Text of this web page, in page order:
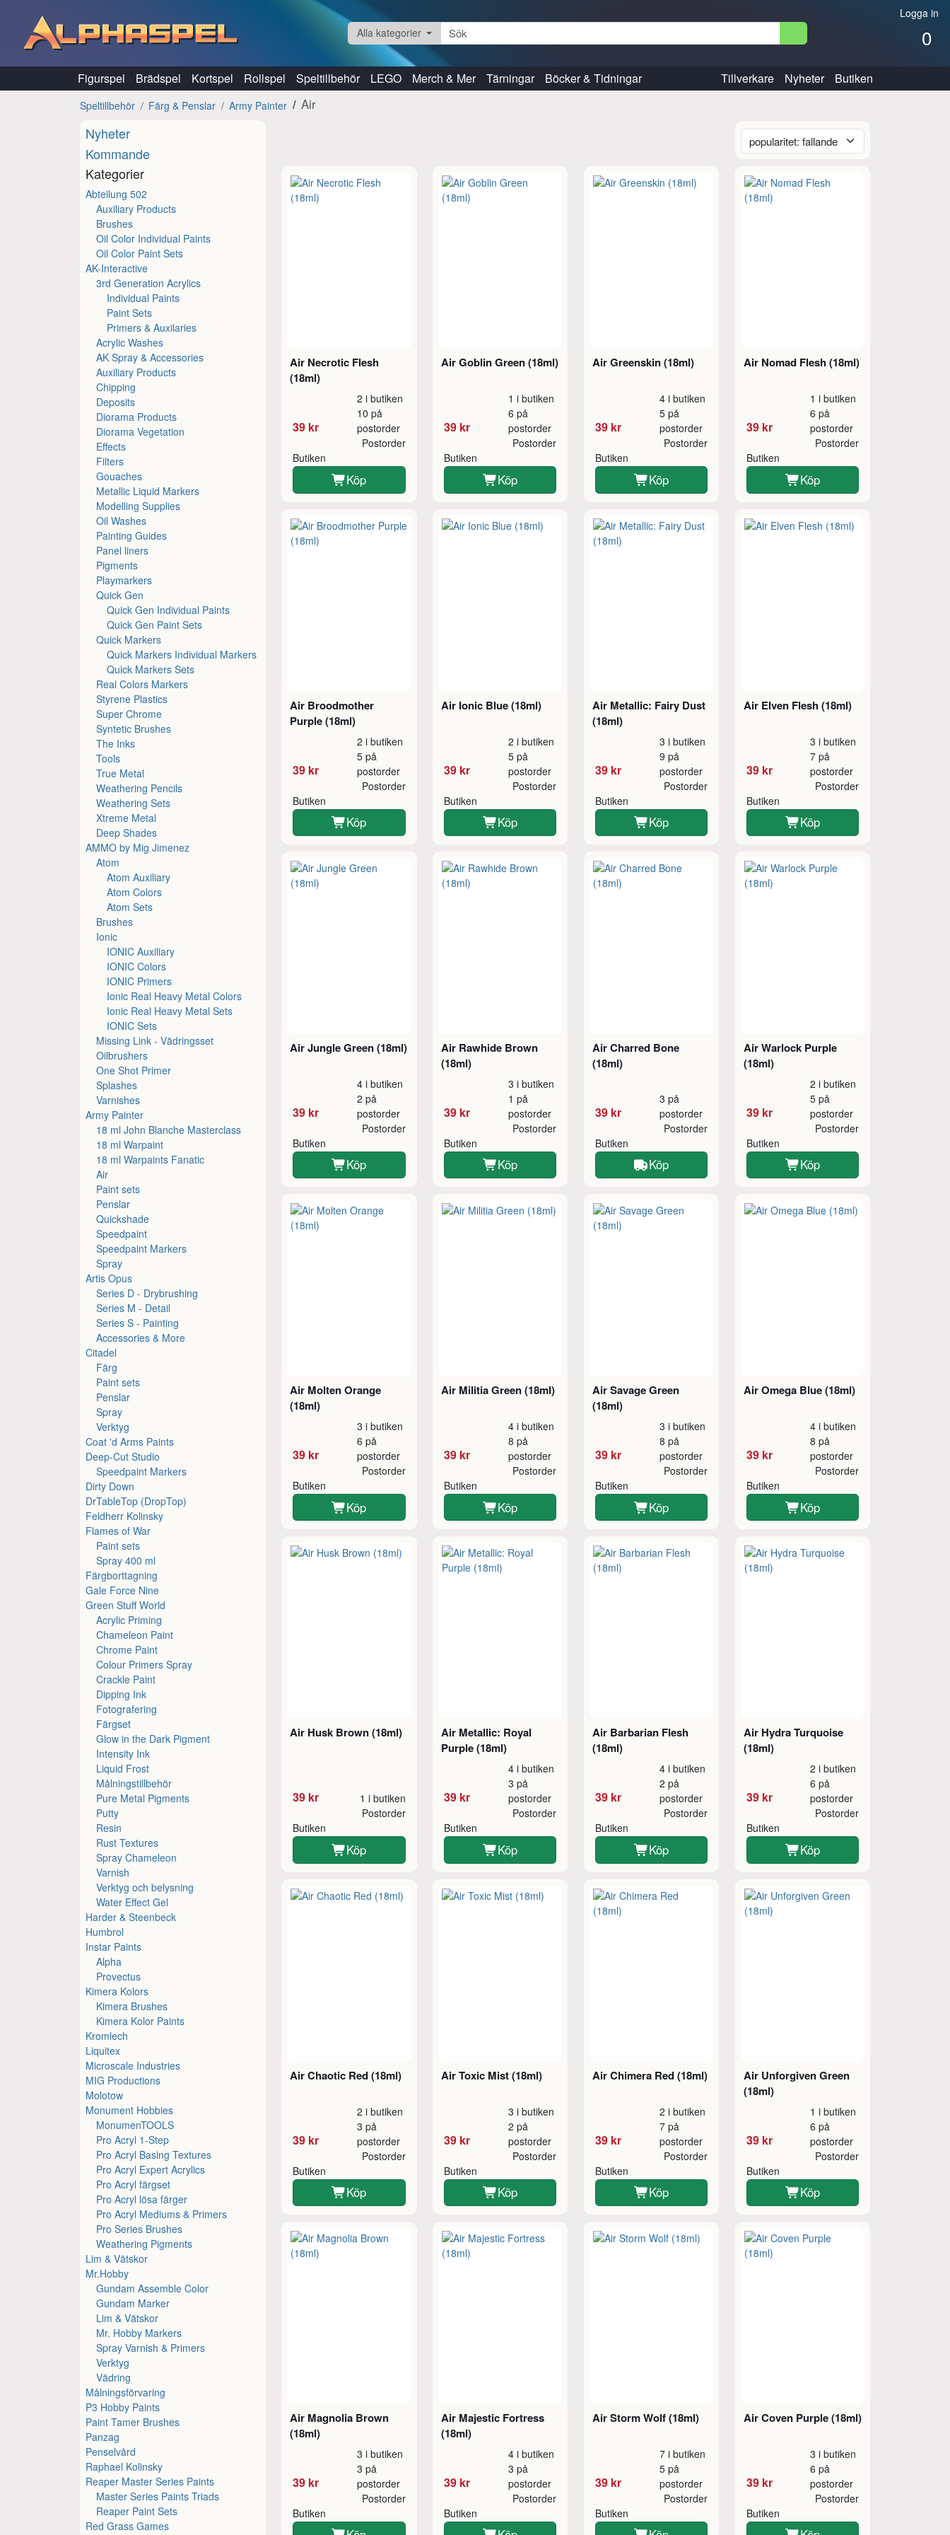
Logga in
0
Alla kategorier
Figurspel Brädspel Kortspel Rollspel Speltillbehör LEGO Merch & Mer Tärningar Böcker & Tidningar Tillverkare Nyheter Butiken
Speltillbehör Färg & Penslar Army Painter Air
Nyheter
Kommande
Kategorier
Abteilung 502
Auxiliary Products
Brushes
Oil Color Individual Paints
Oil Color Paint Sets
AK-Interactive
3rd Generation Acrylics
Individual Paints
Paint Sets
Primers & Auxilaries
Acrylic Washes
AK Spray & Accessories
Auxiliary Products
Chipping
Deposits
Diorama Products
Diorama Vegetation
Effects
Filters
Gouaches
Metallic Liquid Markers
Modelling Supplies
Oil Washes
Painting Guides
Panel liners
Pigments
Playmarkers
Quick Gen
Quick Gen Individual Paints
Quick Gen Paint Sets
Quick Markers
Quick Markers Individual Markers
Quick Markers Sets
Real Colors Markers
Styrene Plastics
Super Chrome
Syntetic Brushes
The Inks
Tools
True Metal
Weathering Pencils
Weathering Sets
Xtreme Metal
Deep Shades
AMMO by Mig Jimenez
Atom
Atom Auxiliary
Atom Colors
Atom Sets
Brushes
Ionic
IONIC Auxiliary
IONIC Colors
IONIC Primers
Ionic Real Heavy Metal Colors
Ionic Real Heavy Metal Sets
IONIC Sets
Missing Link - Vädringsset
Oilbrushers
One Shot Primer
Splashes
Varnishes
Army Painter
18 ml John Blanche Masterclass
18 ml Warpaint
18 ml Warpaints Fanatic
Air
Paint sets
Penslar
Quickshade
Speedpaint
Speedpaint Markers
Spray
Artis Opus
Series D - Drybrushing
Series M - Detail
Series S - Painting
Accessories & More
Citadel
Färg
Paint sets
Penslar
Spray
Verktyg
Coat 'd Arms Paints
Deep-Cut Studio
Speedpaint Markers
Dirty Down
DrTableTop (DropTop)
Feldherr Kolinsky
Flames of War
Paint sets
Spray 400 ml
Färgborttagning
Gale Force Nine
Green Stuff World
Acrylic Priming
Chameleon Paint
Chrome Paint
Colour Primers Spray
Crackle Paint
Dipping Ink
Fotografering
Färgset
Glow in the Dark Pigment
Intensity Ink
Liquid Frost
Målningstillbehör
Pure Metal Pigments
Putty
Resin
Rust Textures
Spray Chameleon
Varnish
Verktyg och belysning
Water Effect Gel
Harder & Steenbeck
Humbrol
Instar Paints
Alpha
Provectus
Kimera Kolors
Kimera Brushes
Kimera Kolor Paints
Kromlech
Liquitex
Microscale Industries
MIG Productions
Molotow
Monument Hobbies
MonumenTOOLS
Pro Acryl 1-Step
Pro Acryl Basing Textures
Pro Acryl Expert Acrylics
Pro Acryl färgset
Pro Acryl lösa färger
Pro Acryl Mediums & Primers
Pro Series Brushes
Weathering Pigments
Lim & Vätskor
Mr.Hobby
Gundam Assemble Color
Gundam Marker
Lim & Vätskor
Mr. Hobby Markers
Spray Varnish & Primers
Verktyg
Vädring
Målningsförvaring
P3 Hobby Paints
Paint Tamer Brushes
Panzag
Penselvård
Raphael Kolinsky
Reaper Master Series Paints
Master Series Paints Triads
Reaper Paint Sets
Red Grass Games
Air Necrotic Flesh
(18ml)
39 kr
2 i butiken
10 på
postorder
Butiken
Postorder
Köp
Air Goblin Green (18ml)
39 kr
1 i butiken
6 på
postorder
Butiken
Postorder
Köp
Air Greenskin (18ml)
39 kr
4 i butiken
5 på
postorder
Butiken
Postorder
Köp
Air Nomad Flesh (18ml)
39 kr
1 i butiken
6 på
postorder
Butiken
Postorder
Köp
Air Broodmother
Purple (18ml)
39 kr
2 i butiken
5 på
postorder
Butiken
Postorder
Köp
Air Ionic Blue (18ml)
39 kr
2 i butiken
5 på
postorder
Butiken
Postorder
Köp
Air Metallic: Fairy Dust
(18ml)
39 kr
3 i butiken
9 på
postorder
Butiken
Postorder
Köp
Air Elven Flesh (18ml)
39 kr
3 i butiken
7 på
postorder
Butiken
Postorder
Köp
Air Jungle Green (18ml)
39 kr
4 i butiken
2 på
postorder
Butiken
Postorder
Köp
Air Rawhide Brown
(18ml)
39 kr
3 i butiken
1 på
postorder
Butiken
Postorder
Köp
Air Charred Bone
(18ml)
39 kr
3 på
postorder
Butiken
Postorder
Köp
Air Warlock Purple
(18ml)
39 kr
2 i butiken
5 på
postorder
Butiken
Postorder
Köp
Air Molten Orange
(18ml)
39 kr
3 i butiken
6 på
postorder
Butiken
Postorder
Köp
Air Militia Green (18ml)
39 kr
4 i butiken
8 på
postorder
Butiken
Postorder
Köp
Air Savage Green
(18ml)
39 kr
3 i butiken
8 på
postorder
Butiken
Postorder
Köp
Air Omega Blue (18ml)
39 kr
4 i butiken
8 på
postorder
Butiken
Postorder
Köp
Air Husk Brown (18ml)
39 kr 1 i butiken
Butiken
Postorder
Köp
Air Metallic: Royal
Purple (18ml)
39 kr
4 i butiken
3 på
postorder
Butiken
Postorder
Köp
Air Barbarian Flesh
(18ml)
39 kr
4 i butiken
2 på
postorder
Butiken
Postorder
Köp
Air Hydra Turquoise
(18ml)
39 kr
2 i butiken
6 på
postorder
Butiken
Postorder
Köp
Air Chaotic Red (18ml)
39 kr
2 i butiken
3 på
postorder
Butiken
Postorder
Köp
Air Toxic Mist (18ml)
39 kr
3 i butiken
2 på
postorder
Butiken
Postorder
Köp
Air Chimera Red (18ml)
39 kr
2 i butiken
7 på
postorder
Butiken
Postorder
Köp
Air Unforgiven Green
(18ml)
39 kr
1 i butiken
6 på
postorder
Butiken
Postorder
Köp
Air Magnolia Brown
(18ml)
39 kr
3 i butiken
3 på
postorder
Butiken
Postorder
Air Majestic Fortress
(18ml)
39 kr
4 i butiken
3 på
postorder
Butiken
Postorder
Air Storm Wolf (18ml)
39 kr
7 i butiken
5 på
postorder
Butiken
Postorder
Air Coven Purple (18ml)
39 kr
3 i butiken
6 på
postorder
Butiken
Postorder